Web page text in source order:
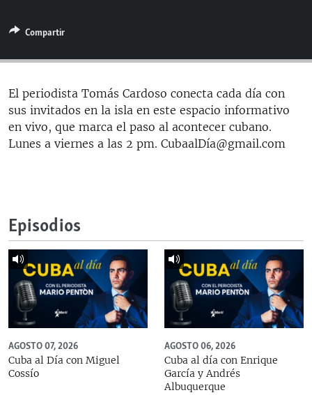
ESPECIALES
ESPECIALES
LA REALIDAD DE LA VIVIENDA EN CUBA
SER VIEJO EN CUBA
KENTU-CUBANO
MULTIMEDIA
EDITORIALES
SÍGUENOS
Compartir
El periodista Tomás Cardoso conecta cada día con
sus invitados en la isla en este espacio informativo
en vivo, que marca el paso al acontecer cubano.
Lunes a viernes a las 2 pm. CubaalDía@gmail.com
Episodios
AGOSTO 07, 2026
Cuba al Día con Miguel
Cossío
AGOSTO 06, 2026
Cuba al día con Enrique
García y Andrés
Albuquerque